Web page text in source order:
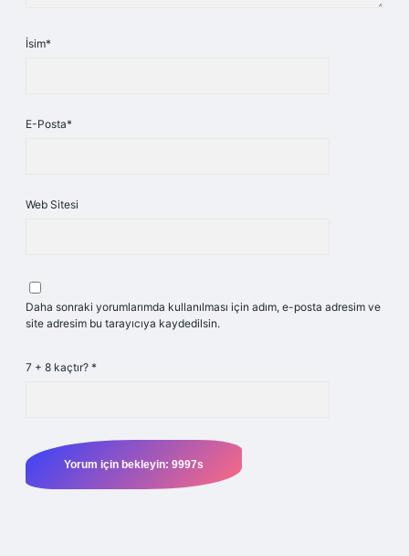
İsim*
E-Posta*
Web Sitesi
Daha sonraki yorumlarımda kullanılması için adım, e-posta adresim ve
site adresim bu tarayıcıya kaydedilsin.
7 + 8 kaçtır? *